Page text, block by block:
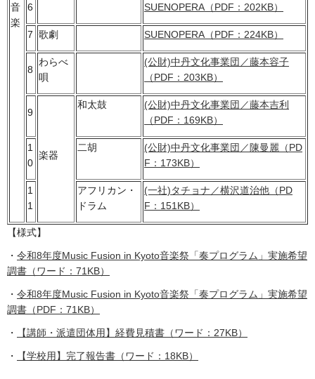
音
楽
6 SUENOPERA（PDF：202KB）
7 歌劇 SUENOPERA（PDF：224KB）
8
わらべ
唄
(公財)中丹文化事業団／藤本容子
（PDF：203KB）
9
楽器
和太鼓
(公財)中丹文化事業団／藤本吉利
（PDF：169KB）
1
0
二胡
(公財)中丹文化事業団／陳曼麗（PD
F：173KB）
1
1
アフリカン・
ドラム
(一社)タチョナ／横沢道治他（PD
F：151KB）
【様式】
・ 令和8年度Music Fusion in Kyoto音楽祭「奏プログラム」実施希望
調書（ワード：71KB）
・ 令和8年度Music Fusion in Kyoto音楽祭「奏プログラム」実施希望
調書（PDF：71KB）
・ 【講師・派遣団体用】経費見積書（ワード：27KB）
・ 【学校用】完了報告書（ワード：18KB）